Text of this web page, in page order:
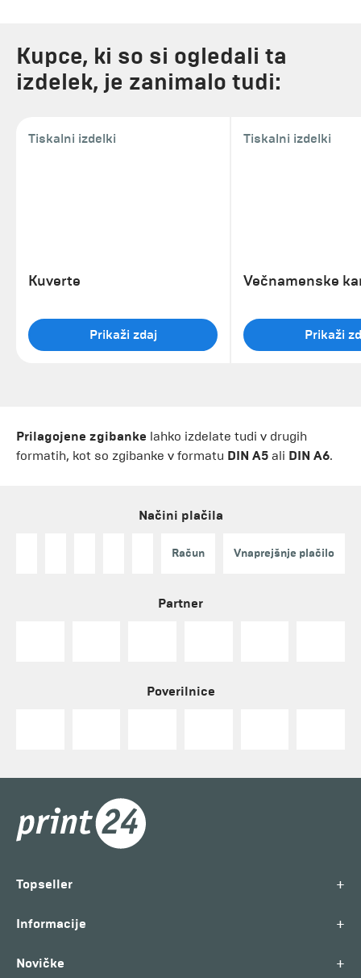
Kupce, ki so si ogledali ta
izdelek, je zanimalo tudi:
Tiskalni izdelki
Kuverte
Prikaži zdaj
Tiskalni izdelki
Večnamenske
Prikaži
Prilagojene zgibanke lahko izdelate tudi v drugih
formatih, kot so zgibanke v formatu DIN A5 ali DIN A6.
Načini plačila
Račun Vnaprejšnje plačilo
Partner
Poverilnice
Topseller +
Informacije +
Novičke +